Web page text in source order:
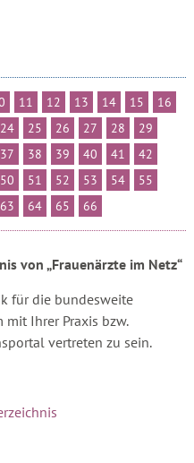
11 12 13 14 15
16
24 25 26 27 28
29
37 38 39 40 41
42
50 51 52 53 54
55
63 64 65 66
von „Frauenärzte im Netz“
für die bundesweite
Ihrer Praxis bzw.
vertreten zu sein.